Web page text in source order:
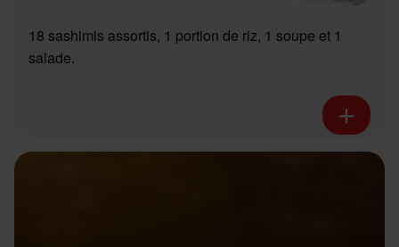
18 sashimis assortis, 1 portion de riz, 1 soupe et 1
salade.